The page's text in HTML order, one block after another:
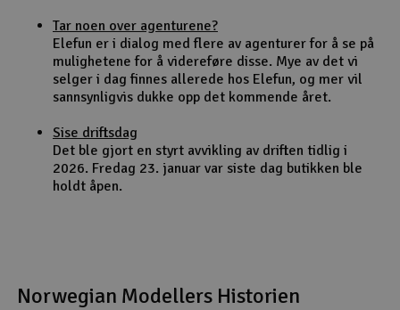
Gavekort
Tar noen over agenturene?
Elefun er i dialog med flere av agenturer for å se på
mulighetene for å videreføre disse. Mye av det vi
selger i dag finnes allerede hos Elefun, og mer vil
sannsynligvis dukke opp det kommende året.
Sise driftsdag
Det ble gjort en styrt avvikling av driften tidlig i
2026. Fredag 23. januar var siste dag butikken ble
holdt åpen.
Norwegian Modellers Historien